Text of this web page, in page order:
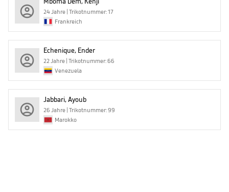
24 Jahre | Trikotnummer: 17
Frankreich
Echenique, Ender
22 Jahre | Trikotnummer: 66
Venezuela
Jabbari, Ayoub
26 Jahre | Trikotnummer: 99
Marokko